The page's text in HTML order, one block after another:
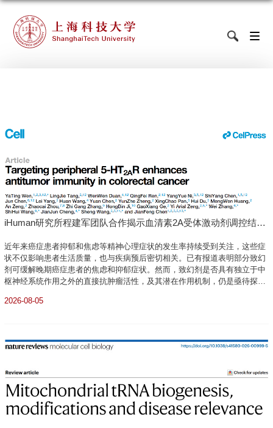
iHuman研究所程建军团队合作揭示血清素2A受体激动剂调控结直
近年来癌症患者抑郁和焦虑等精神心理症状的发生率持续受到关注，这些症
状不仅影响患者生活质量，也与疾病预后密切相关。已有报道表明部分致幻
剂可缓解晚期癌症患者的焦虑和抑郁症状。然而，致幻剂是否具有独立于中
枢神经系统作用之外的直接抗肿瘤活性，及其潜在作用机制，仍是亟待探
剂。近日，上海科技大学iHuman研究所/生命科学与技术学院程建军团队联
2026-08-05